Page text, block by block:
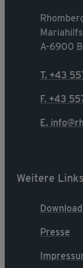
A-6900
T. +43
F. +43
E.
Weitere Links
Presse